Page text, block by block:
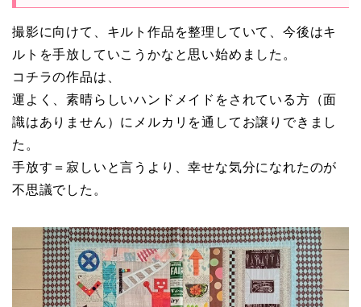
撮影に向けて、キルト作品を整理していて、今後はキ
ルトを手放していこうかなと思い始めました。
コチラの作品は、
運よく、素晴らしいハンドメイドをされている方（面
識はありません）にメルカリを通してお譲りできまし
た。
手放す＝寂しいと言うより、幸せな気分になれたのが
不思議でした。